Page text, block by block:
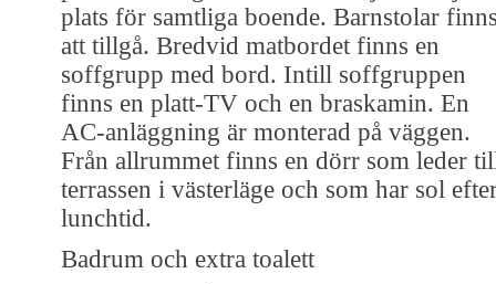
plats för samtliga boende. Barnstolar
att tillgå. Bredvid matbordet finns en
soffgrupp med bord. Intill soffgruppen
finns en platt-TV och en braskamin. En
AC-anläggning är monterad på väggen.
Från allrummet finns en dörr som leder
terrassen i västerläge och som har sol
lunchtid.
Badrum och extra toalett